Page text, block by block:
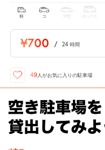
軽 コ 中型 ボックス
¥700 / 24 時間
49 人がお気に入りの駐車場